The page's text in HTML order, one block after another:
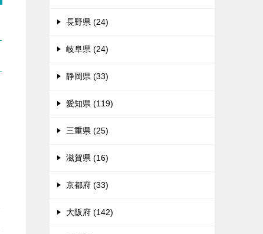
長野県 (24)
岐阜県 (24)
静岡県 (33)
愛知県 (119)
三重県 (25)
滋賀県 (16)
京都府 (33)
大阪府 (142)